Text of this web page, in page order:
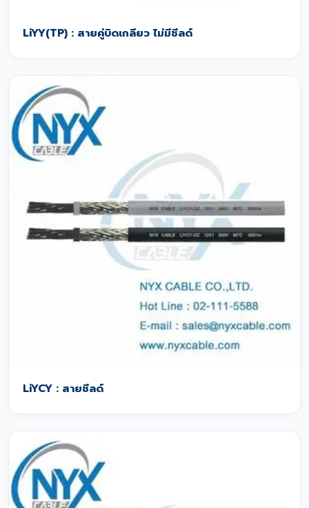
LiYY(TP) : สายคู่บิดเกลียว ไม่มีชีลด์
LiYCY : สายชีลด์